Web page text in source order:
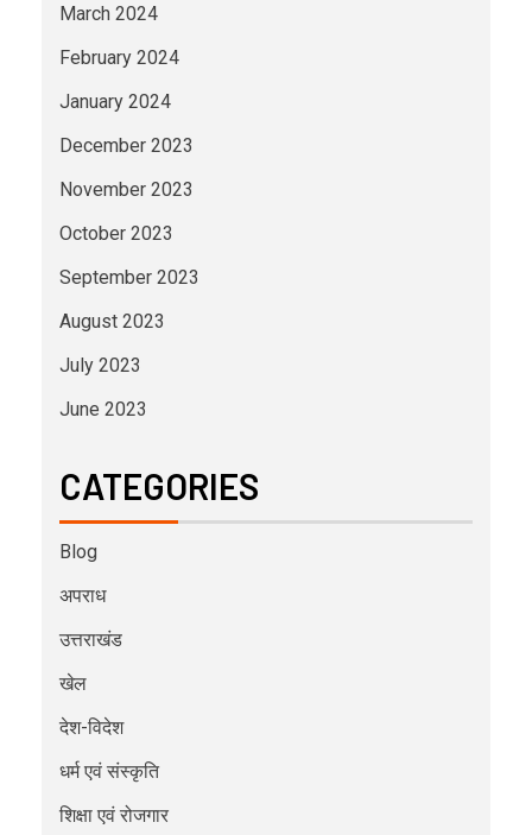
March 2024
February 2024
January 2024
December 2023
November 2023
October 2023
September 2023
August 2023
July 2023
June 2023
CATEGORIES
Blog
अपराध
उत्तराखंड
खेल
देश-विदेश
धर्म एवं संस्कृति
शिक्षा एवं रोजगार